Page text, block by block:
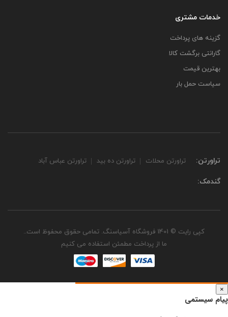
خدمات مشتری
گزینه های پرداخت
گارانتی برگشت کالا
بهترین قیمت
سیاست حمل بار
تراورتن: تراورتن محلات تراورتن ده بید تراورتن عباس آباد
گندمک:
کپی رایت © 1401 فروشگاه آسیاسنگ. تمامی حقوق محفوظ است..
ما از پرداخت مطمئن استفاده می کنیم
×
پیام سیستمی